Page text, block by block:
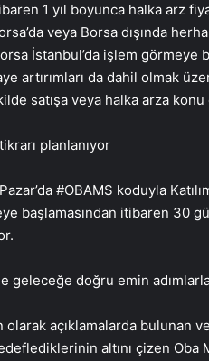
1 yıl boyunca halka arz
veya Borsa dışında
İstanbul’da işlem görmeye
artırımları da dahil olmak
satışa veya halka arza
planlanıyor
#OBAMS koduyla
başlamasından itibaren 30
geleceğe doğru emin
olarak açıklamalarda bulunan
altını çizen